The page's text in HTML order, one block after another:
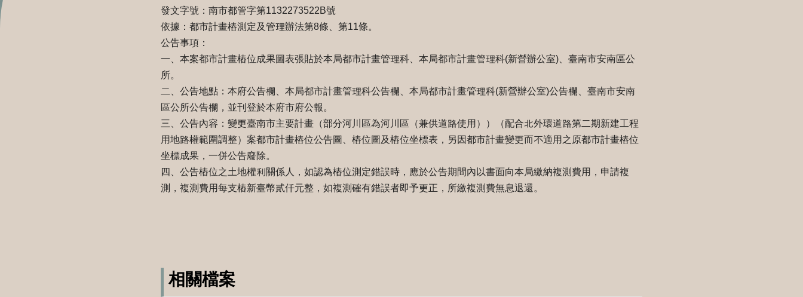
發文字號：南市都管字第1132273522B號
依據：都市計畫樁測定及管理辦法第8條、第11條。
公告事項：
一、本案都市計畫樁位成果圖表張貼於本局都市計畫管理科、本局都市計畫管理科(新營辦公室)、臺南市安南區公
所。
二、公告地點：本府公告欄、本局都市計畫管理科公告欄、本局都市計畫管理科(新營辦公室)公告欄、臺南市安南
區公所公告欄，並刊登於本府市府公報。
三、公告內容：變更臺南市主要計畫（部分河川區為河川區（兼供道路使用））（配合北外環道路第二期新建工程
用地路權範圍調整）案都市計畫樁位公告圖、樁位圖及樁位坐標表，另因都市計畫變更而不適用之原都市計畫樁位
坐標成果，一併公告廢除。
四、公告樁位之土地權利關係人，如認為樁位測定錯誤時，應於公告期間內以書面向本局繳納複測費用，申請複
測，複測費用每支樁新臺幣貳仟元整，如複測確有錯誤者即予更正，所繳複測費無息退還。
相關檔案